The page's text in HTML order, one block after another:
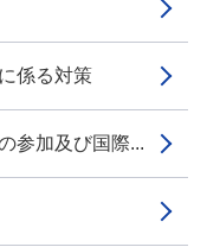
係る対策
参加及び国際...